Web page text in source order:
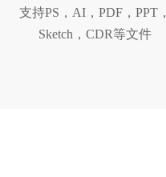
支持PS，AI，PDF，PPT，
Sketch，CDR等文件